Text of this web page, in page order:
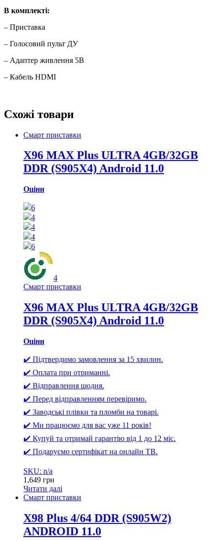
В комплекті:
– Приставка
– Голосовий пульт ДУ
– Адаптер живлення 5В
– Кабель HDMI
Схожі товари
Смарт приставки
X96 MAX Plus ULTRA 4GB/32GB
DDR (S905X4) Android 11.0
Оціни
6
4
4
4
6
4
Смарт приставки
X96 MAX Plus ULTRA 4GB/32GB
DDR (S905X4) Android 11.0
Оціни
✔️ Підтвердимо замовлення за 15 хвилин.
✔️ Оплата при отриманні.
✔️ Відправлення щодня.
✔️ Перед відправленням перевіримо.
✔️ Заводські плівки та пломби на товарі.
✔️ Ми працюємо для вас уже 11 років!
✔️ Купуй та отримай гарантію від 1 до 12 міс.
✔️ Подаруємо сертифікат на онлайн ТВ.
SKU: n/a
1,649 грн
Читати далі
Смарт приставки
X98 Plus 4/64 DDR (S905W2)
ANDROID 11.0